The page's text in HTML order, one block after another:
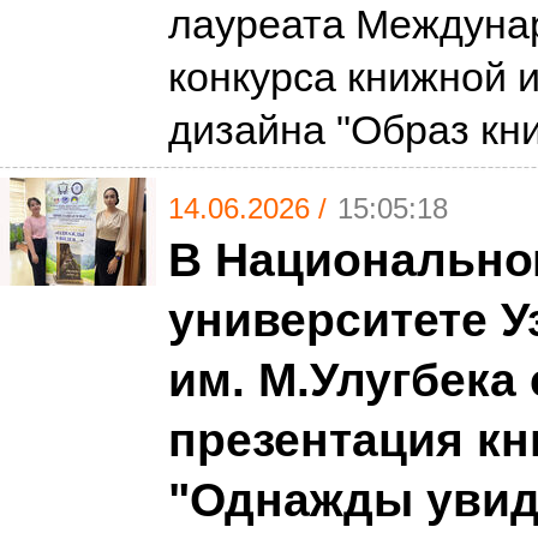
лауреата
конкурса книжной
дизайна "Образ
14.06.2026 / 15:05:18
В
университете
им. М.Улугбека
презентация
"Однажды